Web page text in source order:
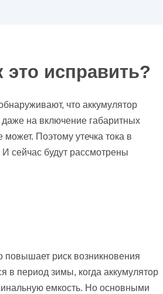
это исправить?
что аккумулятор
на включение габаритных
Поэтому утечка тока в
сейчас будут рассмотрены
повышает риск возникновения
в период зимы, когда аккумулятор
емкость. Но основными